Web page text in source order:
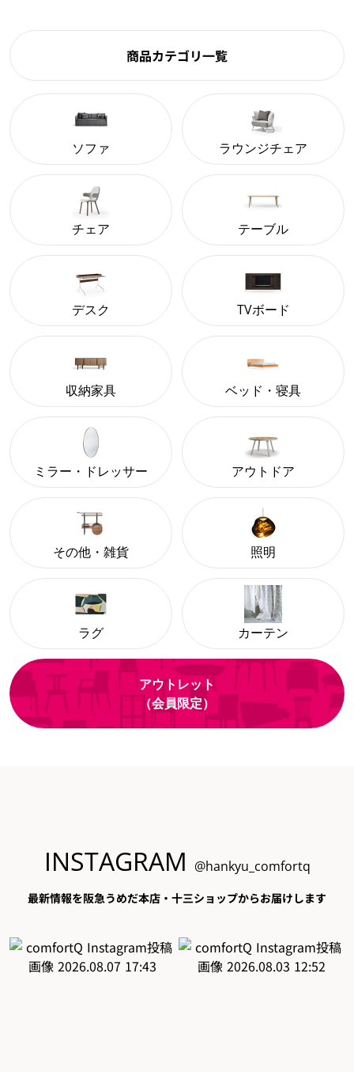
商品カテゴリ一覧
ソファ ラウンジチェア
チェア テーブル
デスク TVボード
収納家具 ベッド・寝具
ミラー・ドレッサー アウトドア
その他・雑貨 照明
ラグ カーテン
アウトレット
（会員限定）
INSTAGRAM @hankyu_comfortq
最新情報を阪急うめだ本店・十三ショップからお届けします